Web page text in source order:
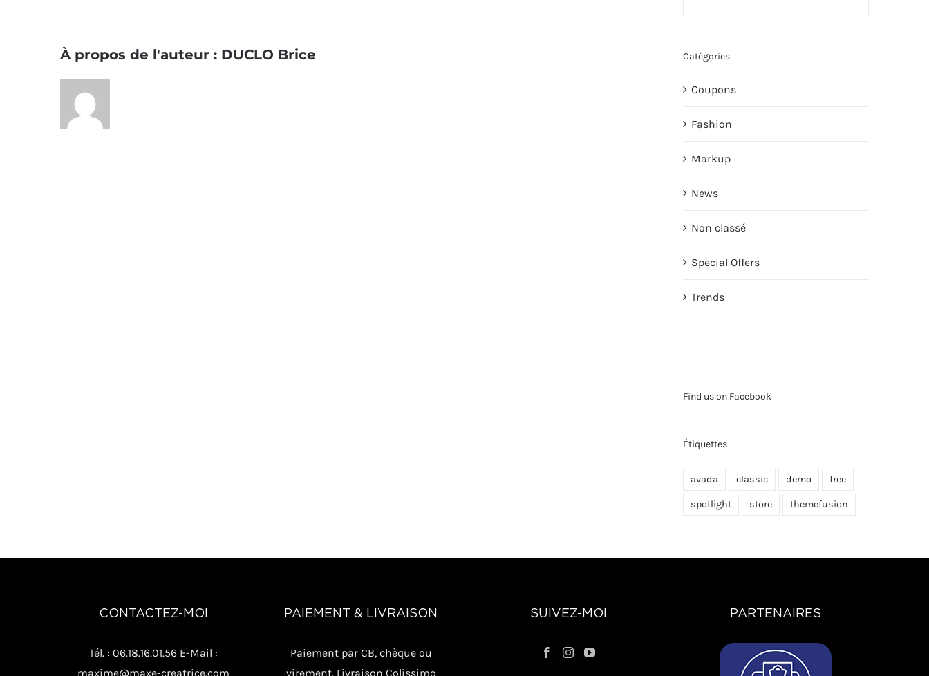
À propos de l'auteur : DUCLO Brice Catégories
Coupons
Fashion
Markup
News
Non classé
Special Offers
Trends
Find us on Facebook
Étiquettes
avada classic demo free
spotlight store themefusion
CONTACTEZ-MOI
Tél. : 06.18.16.01.56 E-Mail :
maxime@maxe-creatrice.com
PAIEMENT & LIVRAISON
Paiement par CB, chèque ou
virement. Livraison Colissimo
SUIVEZ-MOI PARTENAIRES